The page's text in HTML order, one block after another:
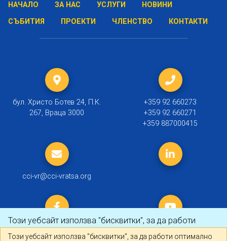
Този уебсайт използва "бисквитки", за да работи
оптимално за Вас.Научете повече
Този уебсайт използва "бисквитки", за да работи оптимално
НАЧАЛО ЗА НАС УСЛУГИ
НОВИНИ
СЪБИТИЯ
ПРОЕКТИ ЧЛЕНСТВО КОНТАКТИ
бул. Христо Ботев 24, П.К.
267, Враца 3000
+359 92 660273
+359 92 660271
+359 887000415
cci-vr@cci-vratsa.org